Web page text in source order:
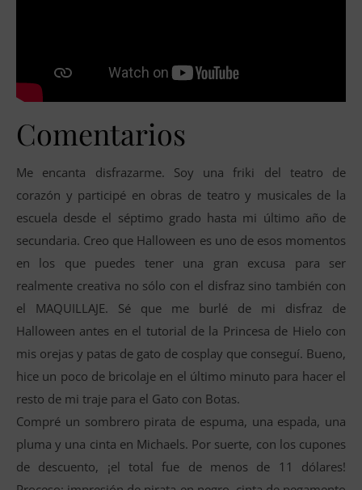
Comentarios
Me encanta disfrazarme. Soy una friki del teatro de
corazón y participé en obras de teatro y musicales de la
escuela desde el séptimo grado hasta mi último año de
secundaria. Creo que Halloween es uno de esos momentos
en los que puedes tener una gran excusa para ser
realmente creativa no sólo con el disfraz sino también con
el MAQUILLAJE. Sé que me burlé de mi disfraz de
Halloween antes en el tutorial de la Princesa de Hielo con
mis orejas y patas de gato de cosplay que conseguí. Bueno,
hice un poco de bricolaje en el último minuto para hacer el
resto de mi traje para el Gato con Botas.
Compré un sombrero pirata de espuma, una espada, una
pluma y una cinta en Michaels. Por suerte, con los cupones
de descuento, ¡el total fue de menos de 11 dólares!